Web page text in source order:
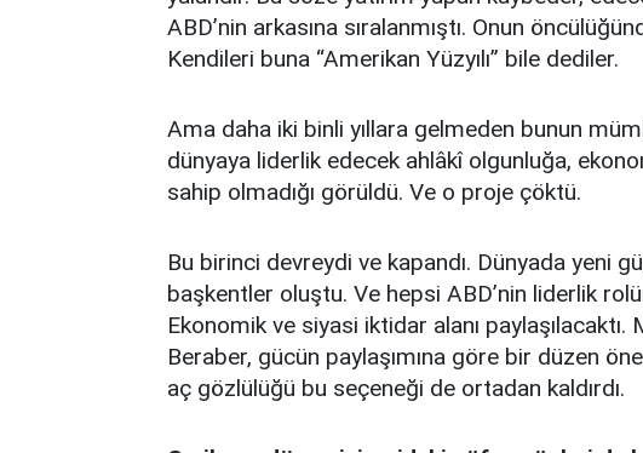
ABD’nin arkasına sıralanmıştı. Onun
Kendileri buna “Amerikan Yüzyılı” bile dediler.
Ama daha iki binli yıllara gelmeden bunun
dünyaya liderlik edecek ahlâkî olgunluğa,
sahip olmadığı görüldü. Ve o proje çöktü.
Bu birinci devreydi ve kapandı. Dünyada yeni
başkentler oluştu. Ve hepsi ABD’nin liderlik
Ekonomik ve siyasi iktidar alanı paylaşılacaktı.
Beraber, gücün paylaşımına göre bir düzen
aç gözlülüğü bu seçeneği de ortadan kaldırdı.